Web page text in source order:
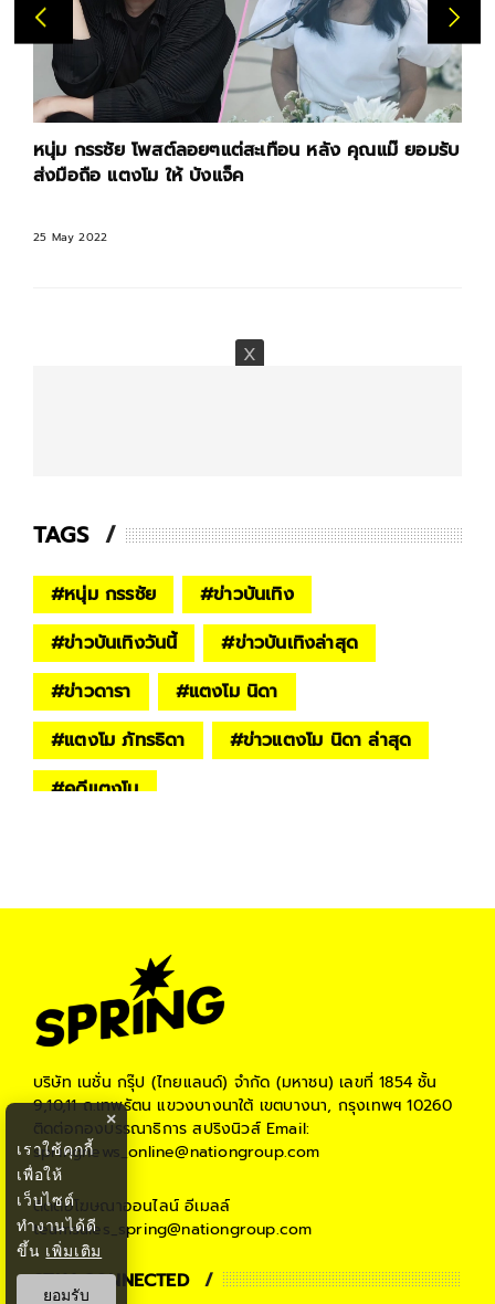
หนุ่ม กรรชัย โพสต์ลอยๆแต่สะเทือน หลัง คุณแม๊ ยอมรับ
ส่งมือถือ แตงโม ให้ บังแจ็ค
25 May 2022
TAGS
#หนุ่ม กรรชัย #ข่าวบันเทิง
#ข่าวบันเทิงวันนี้ #ข่าวบันเทิงล่าสุด
#ข่าวดารา #แตงโม นิดา
#แตงโม ภัทรธิดา #ข่าวแตงโม นิดา ล่าสุด
#คดีแตงโม
บริษัท เนชั่น กรุ๊ป (ไทยแลนด์) จำกัด (มหาชน) เลขที่ 1854 ชั้น
9,10,11 ถ.เทพรัตน แขวงบางนาใต้ เขตบางนา, กรุงเทพฯ 10260
ติดต่อกองบรรณาธิการ สปริงนิวส์Email:
springnews_online@nationgroup.com
ติดต่อโฆษณาออนไลน์ อีเมลล์
teamsales_spring@nationgroup.com
STAY CONNECTED
×
เราใช้คุกกี้
เพื่อให้
เว็บไซต์
ทำงานได้ดี
ขึ้น เพิ่มเติม
ยอมรับ